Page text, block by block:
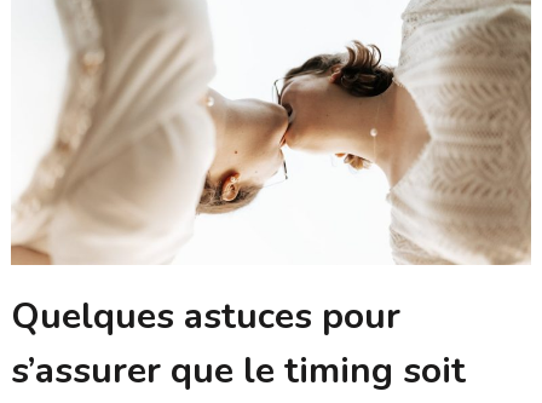
Quelques astuces pour
s’assurer que le timing soit